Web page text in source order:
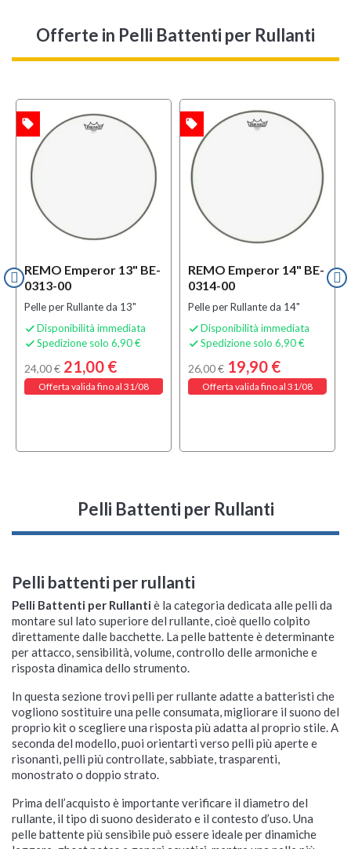
Offerte in Pelli Battenti per Rullanti
REMO Emperor 13" BE-
0313-00
Pelle per Rullante da 13"
 Disponibilità immediata
 Spedizione solo 6,90 €
24,00 € 21,00 €
Offerta valida fino al 31/08
local_offer
REMO Emperor 14" BE-
0314-00
Pelle per Rullante da 14"
 Disponibilità immediata
 Spedizione solo 6,90 €
26,00 € 19,90 €
Offerta valida fino al 31/08
OFFERTA local_offer OFFERTA
Pelli Battenti per Rullanti
Pelli battenti per rullanti
Pelli Battenti per Rullanti è la categoria dedicata alle pelli da
montare sul lato superiore del rullante, cioè quello colpito
direttamente dalle bacchette. La pelle battente è determinante
per attacco, sensibilità, volume, controllo delle armoniche e
risposta dinamica dello strumento.
In questa sezione trovi pelli per rullante adatte a batteristi che
vogliono sostituire una pelle consumata, migliorare il suono del
proprio kit o scegliere una risposta più adatta al proprio stile. A
seconda del modello, puoi orientarti verso pelli più aperte e
risonanti, pelli più controllate, sabbiate, trasparenti,
monostrato o doppio strato.
Prima dell’acquisto è importante verificare il diametro del
rullante, il tipo di suono desiderato e il contesto d’uso. Una
pelle battente più sensibile può essere ideale per dinamiche